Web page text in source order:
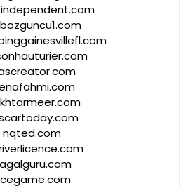
nqted.com